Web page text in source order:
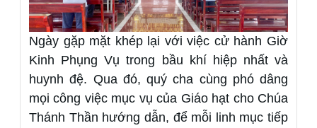
Ngày gặp mặt khép lại với việc cử hành Giờ
Kinh Phụng Vụ trong bầu khí hiệp nhất và
huynh đệ. Qua đó, quý cha cùng phó dâng
mọi công việc mục vụ của Giáo hạt cho Chúa
Thánh Thần hướng dẫn, để mỗi linh mục tiếp